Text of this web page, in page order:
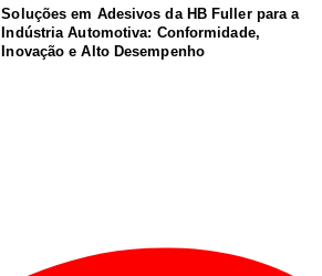
Soluções em Adesivos da HB Fuller para a
Indústria Automotiva: Conformidade,
Inovação e Alto Desempenho